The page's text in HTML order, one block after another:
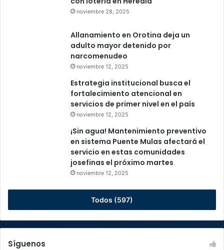
noviembre 28, 2025
Allanamiento en Orotina deja un
adulto mayor detenido por
narcomenudeo
noviembre 12, 2025
Estrategia institucional busca el
fortalecimiento atencional en
servicios de primer nivel en el país
noviembre 12, 2025
¡Sin agua! Mantenimiento preventivo
en sistema Puente Mulas afectará el
servicio en estas comunidades
josefinas el próximo martes
noviembre 12, 2025
Todos (597)
Síguenos